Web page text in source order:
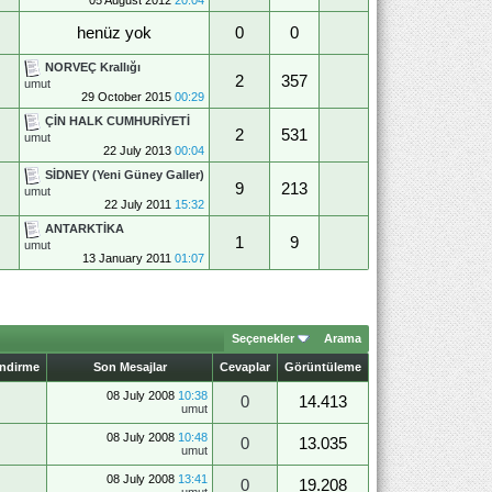
henüz yok 0 0
NORVEÇ Krallığı
umut
29 October 2015 00:29
2 357
ÇİN HALK CUMHURİYETİ
umut
22 July 2013 00:04
2 531
SİDNEY (Yeni Güney Galler)
umut
22 July 2011 15:32
9 213
ANTARKTİKA
umut
13 January 2011 01:07
1 9
Seçenekler Arama
Son Mesajlar Cevaplar Görüntüleme
08 July 2008 10:38
umut
0
14.413
08 July 2008 10:48
umut
0
13.035
08 July 2008 13:41
0 19.208